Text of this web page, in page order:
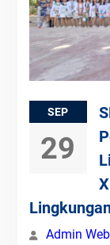
SEP
29
Admin